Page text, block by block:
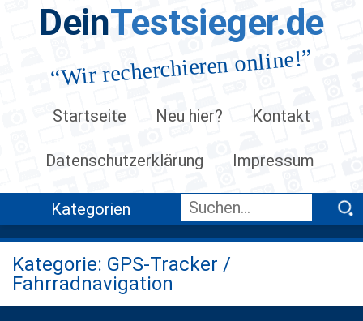
DeinTestsieger.de
“Wir recherchieren online!”
Startseite Neu hier? Kontakt
Datenschutzerklärung Impressum
Kategorien
Kategorie: GPS-Tracker /
Fahrradnavigation